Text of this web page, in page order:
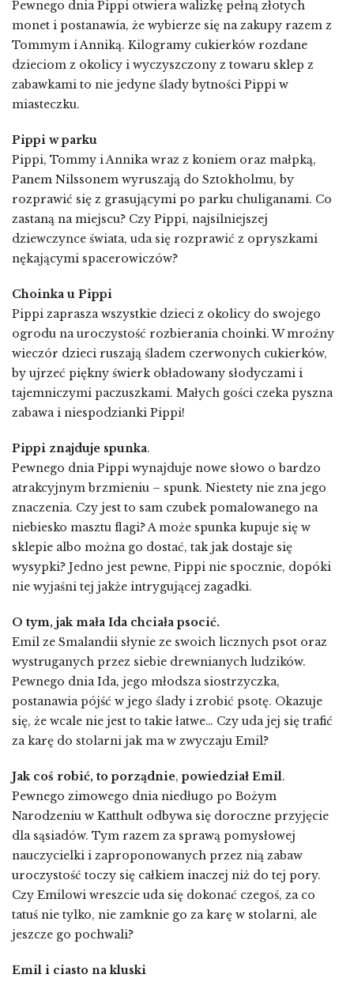
Pewnego dnia Pippi otwiera walizkę pełną złotych
monet i postanawia, że wybierze się na zakupy razem z
Tommym i Anniką. Kilogramy cukierków rozdane
dzieciom z okolicy i wyczyszczony z towaru sklep z
zabawkami to nie jedyne ślady bytności Pippi w
miasteczku.
Pippi w parku
Pippi, Tommy i Annika wraz z koniem oraz małpką,
Panem Nilssonem wyruszają do Sztokholmu, by
rozprawić się z grasującymi po parku chuliganami. Co
zastaną na miejscu? Czy Pippi, najsilniejszej
dziewczynce świata, uda się rozprawić z opryszkami
nękającymi spacerowiczów?
Choinka u Pippi
Pippi zaprasza wszystkie dzieci z okolicy do swojego
ogrodu na uroczystość rozbierania choinki. W mroźny
wieczór dzieci ruszają śladem czerwonych cukierków,
by ujrzeć piękny świerk obładowany słodyczami i
tajemniczymi paczuszkami. Małych gości czeka pyszna
zabawa i niespodzianki Pippi!
Pippi znajduje spunka.
Pewnego dnia Pippi wynajduje nowe słowo o bardzo
atrakcyjnym brzmieniu – spunk. Niestety nie zna jego
znaczenia. Czy jest to sam czubek pomalowanego na
niebiesko masztu flagi? A może spunka kupuje się w
sklepie albo można go dostać, tak jak dostaje się
wysypki? Jedno jest pewne, Pippi nie spocznie, dopóki
nie wyjaśni tej jakże intrygującej zagadki.
O tym, jak mała Ida chciała psocić.
Emil ze Smalandii słynie ze swoich licznych psot oraz
wystruganych przez siebie drewnianych ludzików.
Pewnego dnia Ida, jego młodsza siostrzyczka,
postanawia pójść w jego ślady i zrobić psotę. Okazuje
się, że wcale nie jest to takie łatwe… Czy uda jej się trafić
za karę do stolarni jak ma w zwyczaju Emil?
Jak coś robić, to porządnie,powiedział Emil.
Pewnego zimowego dnia niedługo po Bożym
Narodzeniu w Katthult odbywa się doroczne przyjęcie
dla sąsiadów. Tym razem za sprawą pomysłowej
nauczycielki i zaproponowanych przez nią zabaw
uroczystość toczy się całkiem inaczej niż do tej pory.
Czy Emilowi wreszcie uda się dokonać czegoś, za co
tatuś nie tylko, nie zamknie go za karę w stolarni, ale
jeszcze go pochwali?
Emil i ciasto na kluski